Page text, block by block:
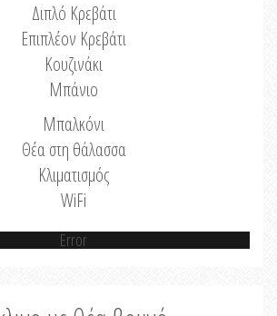
Διπλό Κρεβάτι
Επιπλέον Κρεβάτι
Κουζινάκι
Μπάνιο
Μπαλκόνι
Θέα στη θάλασσα
Κλιματισμός
WiFi
Error